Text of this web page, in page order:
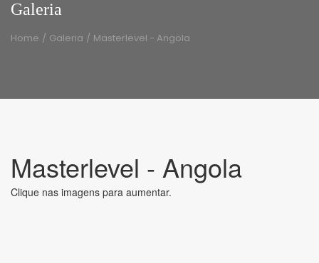
Galeria
Home / Galeria / Masterlevel - Angola
Masterlevel - Angola
Clique nas imagens para aumentar.